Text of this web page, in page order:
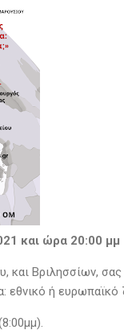
και ώρα 20:00 μμ
Βριλησσίων, σας
εθνικό ή ευρωπαϊκό